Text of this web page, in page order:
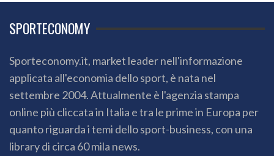
SPORTECONOMY
Sporteconomy.it, market leader nell'informazione
applicata all'economia dello sport, è nata nel
settembre 2004. Attualmente è l'agenzia stampa
online più cliccata in Italia e tra le prime in Europa per
quanto riguarda i temi dello sport-business, con una
library di circa 60 mila news.